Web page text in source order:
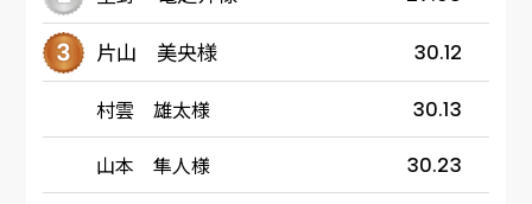
片山 美央様 30.12
村雲 雄太様 30.13
山本 隼人様 30.23